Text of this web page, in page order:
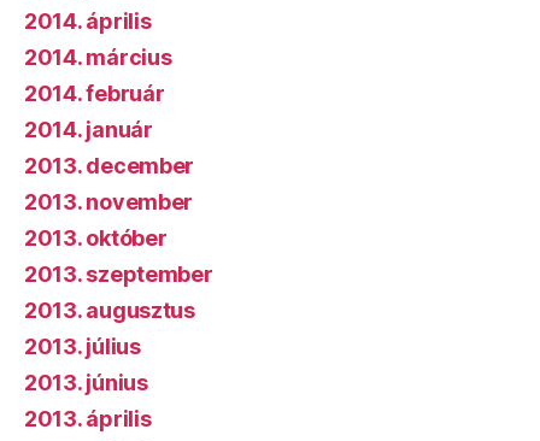
2014. április
2014. március
2014. február
2014. január
2013. december
2013. november
2013. október
2013. szeptember
2013. augusztus
2013. július
2013. június
2013. április